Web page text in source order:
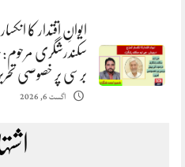
ایوانِ اقتدار کا
سکندرشگری مرحوم:
برسی پر خصوصی
اگست 6, 2026